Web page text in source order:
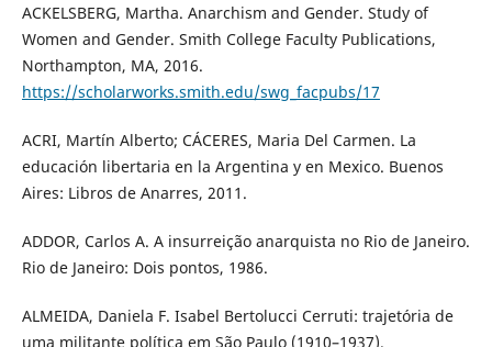
ACKELSBERG, Martha. Anarchism and Gender. Study of
Women and Gender. Smith College Faculty Publications,
Northampton, MA, 2016.
https://scholarworks.smith.edu/swg_facpubs/17
ACRI, Martín Alberto; CÁCERES, Maria Del Carmen. La
educación libertaria en la Argentina y en Mexico. Buenos
Aires: Libros de Anarres, 2011.
ADDOR, Carlos A. A insurreição anarquista no Rio de Janeiro.
Rio de Janeiro: Dois pontos, 1986.
ALMEIDA, Daniela F. Isabel Bertolucci Cerruti: trajetória de
uma militante política em São Paulo (1910–1937).